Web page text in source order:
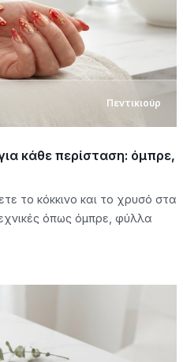
Πεντικιούρ
κάθε περίσταση: όμπρε,
το κόκκινο και το χρυσό στα
όπως όμπρε, φύλλα